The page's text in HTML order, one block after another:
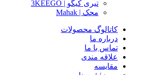
تیری کیگو | 3KEEGO
محک | Mahak
کاتالوگ محصولات
درباره ما
تماس با ما
علاقه مندی
مقایسه